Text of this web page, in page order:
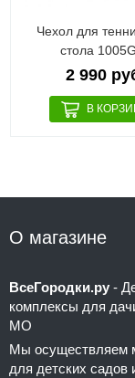
Чехол для
стола
2 990
О магазине
ВсеГородки.ру -
комплексы для
МО
Мы осуществляем
для детских садов